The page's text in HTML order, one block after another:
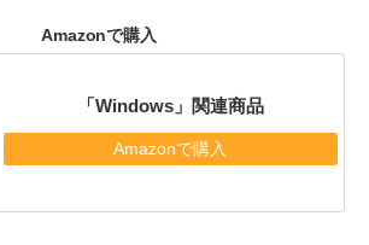
Amazonで購入
「Windows」関連商品
Amazonで購入